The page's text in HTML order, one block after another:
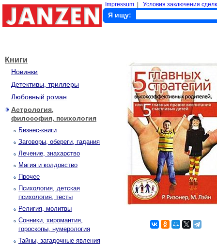
Impressum Условия заключения
Я ищу:
Книги
Новинки
Детективы, триллеры
Любовный роман
Астрология,
философия, психология
Бизнес-книги
Заговоры, обереги, гадания
Лечение, знахарство
Магия и колдовство
Прочее
Психология, детская
психология, тесты
Религия, молитвы
Сонники, хиромантия,
гороскопы, нумерология
Тайны, загадочные явления